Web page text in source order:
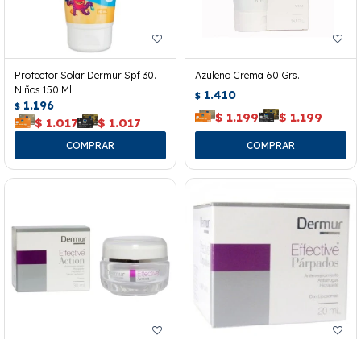
Protector Solar Dermur Spf 30.
Niños 150 Ml.
$ 1.196
$ 1.017 $ 1.017
Azuleno Crema 60 Grs.
$ 1.410
$ 1.199 $ 1.199